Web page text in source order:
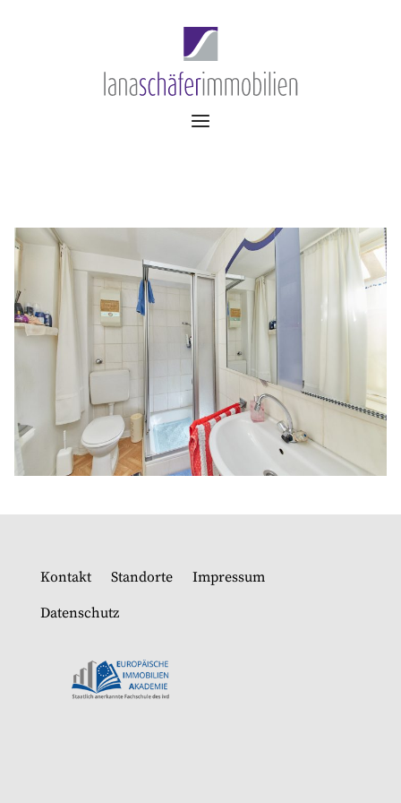
Kontakt Standorte
Impressum
Datenschutz